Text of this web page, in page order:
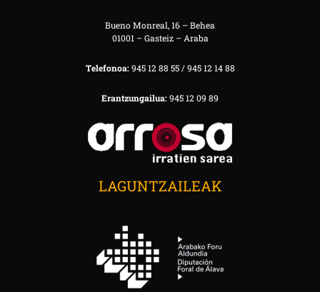
Bueno Monreal, 16 – Behea
01001 – Gasteiz – Araba
Telefonoa:945 12 88 55 / 945 12 14 88
Erantzungailua:945 12 09 89
LAGUNTZAILEAK